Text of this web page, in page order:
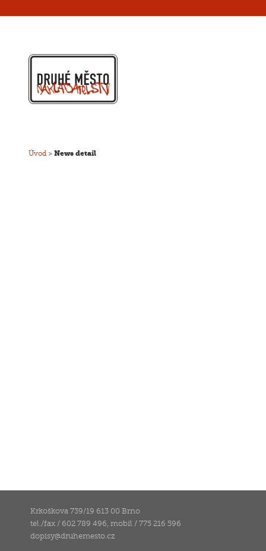
Úvod > News detail
Krkoškova 739/19 613 00 Brno
tel./fax / 602 789 496, mobil / 775 216 596
dopisy@druhemesto.cz